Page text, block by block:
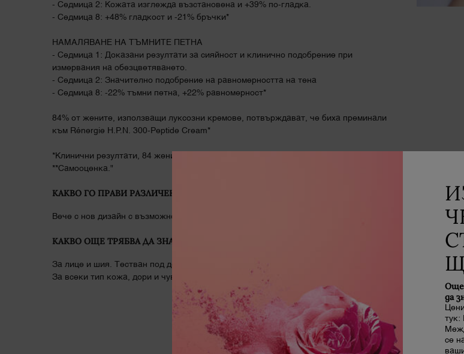
- Седмица 2: Кожата изглежда възстановена и +39% по-гладка.
- Седмица 8: +48% гладкост и -21% бръчки*
НАМАЛЯВАНЕ НА ТЪМНИТЕ ПЕТНА
- Седмица 1: Доказани резултати за сияйност и клинично подобрение при
измервания на обезцветяването.
- Седмица 2: Значително подобрение на равномерността на тена
- Седмица 8: -22% тъмни петна, +22% равномерност*
84% от жените, използващи луксозни кремове, потвърждават, че биха преминали
към Rénergie H.P.N. 300-Peptide Cream*
*Клинични резултати, 84 жени, множество фототипове и етноси.
**Самооценка."
КАКВО ГО ПРАВИ РАЗЛИЧЕН
Вече с нов дизайн с възможност за презареждане за по-устойчиво бъдеще.
КАКВО ОЩЕ ТРЯБВА ДА ЗНАЕТЕ
За лице и шия. Тестван под дерматологичен контрол.
За всеки тип кожа, дори и чувствителна.
Още
да
тук:
се